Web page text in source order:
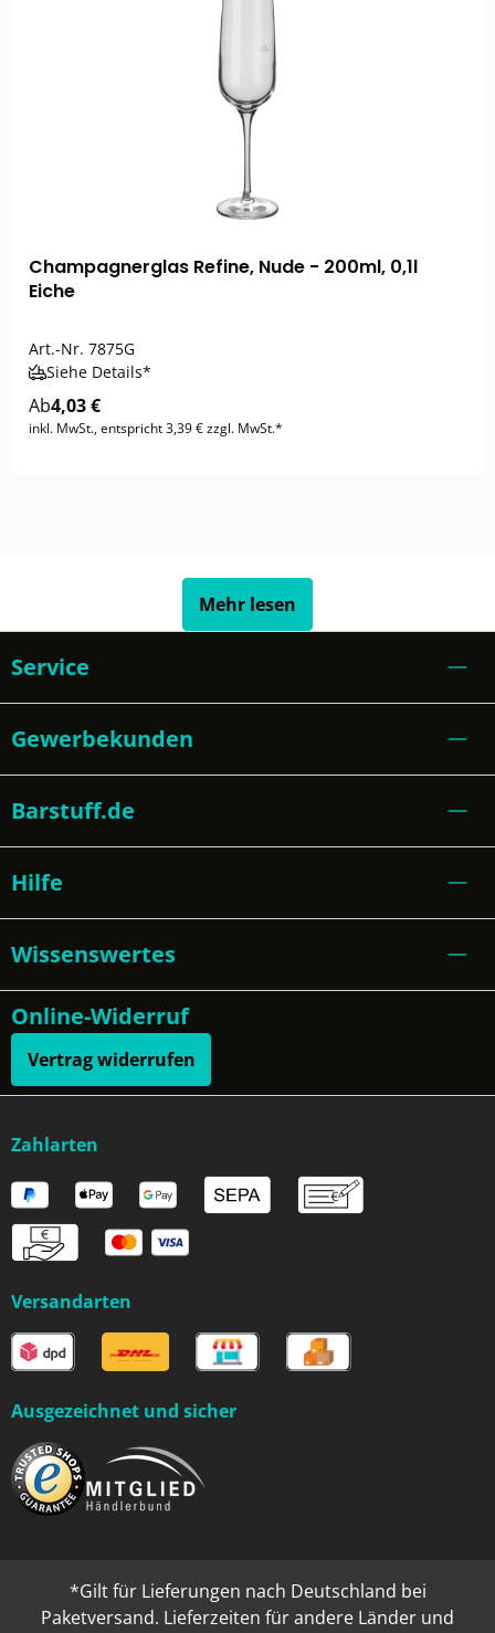
Champagnerglas Refine, Nude - 200ml, 0,1l
Eiche
Art.-Nr. 7875G
Siehe Details*
Ab4,03 €
inkl. MwSt., entspricht 3,39 € zzgl. MwSt.*
Mehr lesen
Service
Gewerbekunden
Barstuff.de
Hilfe
Wissenswertes
Online-Widerruf
Vertrag widerrufen
Zahlarten
Versandarten
Ausgezeichnet und sicher
*Gilt für Lieferungen nach Deutschland bei
Paketversand. Lieferzeiten für andere Länder und